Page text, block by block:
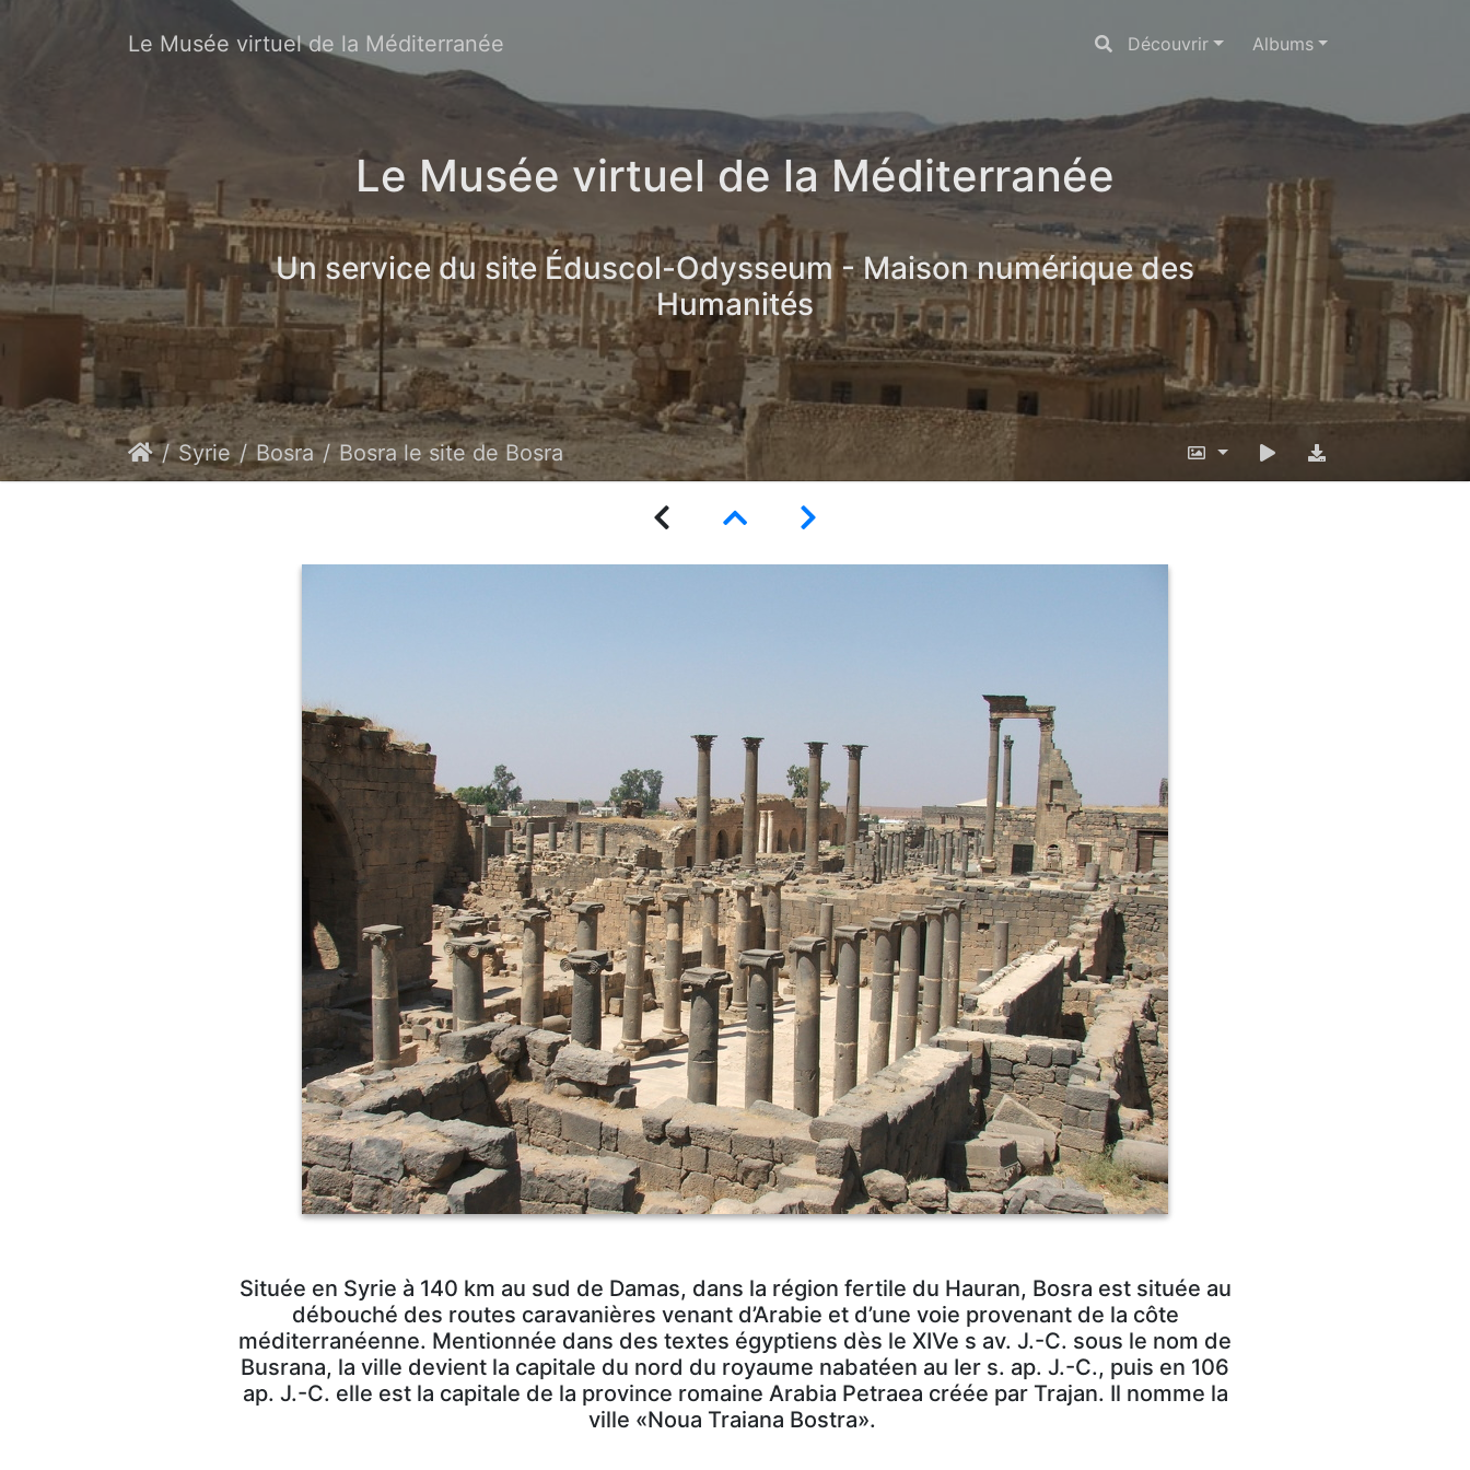
Le Musée virtuel de la Méditerranée Découvrir Albums
Le Musée virtuel de la Méditerranée
Un service du site Éduscol-Odysseum - Maison numérique des
Humanités
Syrie Bosra Bosra le site de Bosra
Située en Syrie à 140 km au sud de Damas, dans la région fertile du Hauran, Bosra est située au
débouché des routes caravanières venant d’Arabie et d’une voie provenant de la côte
méditerranéenne. Mentionnée dans des textes égyptiens dès le XIVe s av. J.-C. sous le nom de
Busrana, la ville devient la capitale du nord du royaume nabatéen au Ier s. ap. J.-C., puis en 106
ap. J.-C. elle est la capitale de la province romaine Arabia Petraea créée par Trajan. Il nomme la
ville «Noua Traiana Bostra».